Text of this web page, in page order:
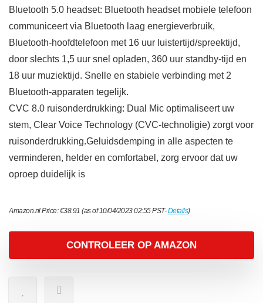
Bluetooth 5.0 headset: Bluetooth headset mobiele telefoon
communiceert via Bluetooth laag energieverbruik,
Bluetooth-hoofdtelefoon met 16 uur luistertijd/spreektijd,
door slechts 1,5 uur snel opladen, 360 uur standby-tijd en
18 uur muziektijd. Snelle en stabiele verbinding met 2
Bluetooth-apparaten tegelijk.
CVC 8.0 ruisonderdrukking: Dual Mic optimaliseert uw
stem, Clear Voice Technology (CVC-technoligie) zorgt voor
ruisonderdrukking.Geluidsdemping in alle aspecten te
verminderen, helder en comfortabel, zorg ervoor dat uw
oproep duidelijk is
Amazon.nl Price:€38.91 (as of 10/04/2023 02:55 PST-Details)
CONTROLEER OP AMAZON